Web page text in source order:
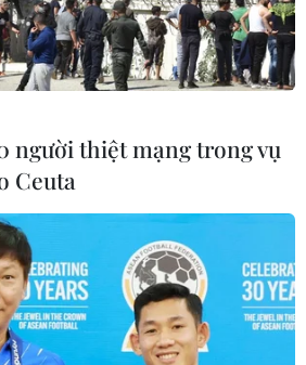
(Vietnam+)
người thiệt mạng trong vụ
Ceuta